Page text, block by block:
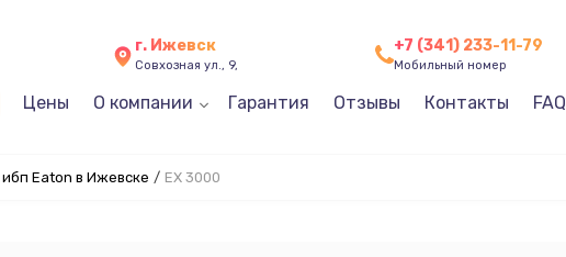
г. Ижевск
Совхозная ул., 9,
+7 (341) 233-11-79
Мобильный номер
Цены О компании Гарантия Отзывы Контакты FAQ
Eaton в Ижевске / EX 3000